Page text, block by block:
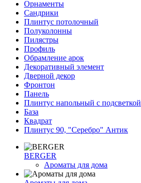
Орнаменты
Сандрики
Плинтус потолочный
Полуколонны
Пилястры
Профиль
Обрамление арок
Декоративный элемент
Дверной декор
Фронтон
Панель
Плинтус напольный с подсветкой
База
Квадрат
Плинтус 90, "Серебро" Антик
BERGER
Ароматы для дома